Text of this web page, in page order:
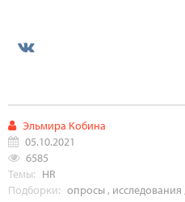
Эльмира Кобина
05.10.2021
6585
Темы: HR
Подборки: опросы, исследования